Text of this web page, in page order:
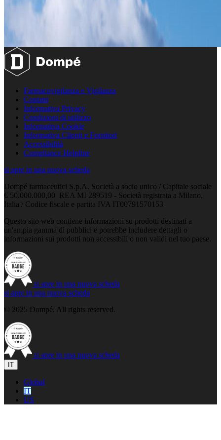
Farmacovigilanza e Vigilanza
Contatti
Informativa Privacy
Condizioni di utilizzo
Informativa Cookie
Informativa Clienti e Fornitori
Accessibilità
Compliance Helpline
si apre in una nuova scheda
Dompé farmaceutici S.p.A. Società a socio unico / Capitale sociale
€ 50.000.000,00 REA MI 289519 - Società registrata a Milano,
Italia / Codice fiscale e partita IVA IT00791570153
Questo sito web contiene informazioni su prodotti destinati a
un'ampia gamma di pubblici e potrebbe includere dettagli o
informazioni sui prodotti non accessibili o non validi nel tuo paese.
si apre in una nuova scheda
si apre in una nuova scheda
© 2025 Dompé. All rights reserved.
si apre in una nuova scheda
IT
Global
IT
US